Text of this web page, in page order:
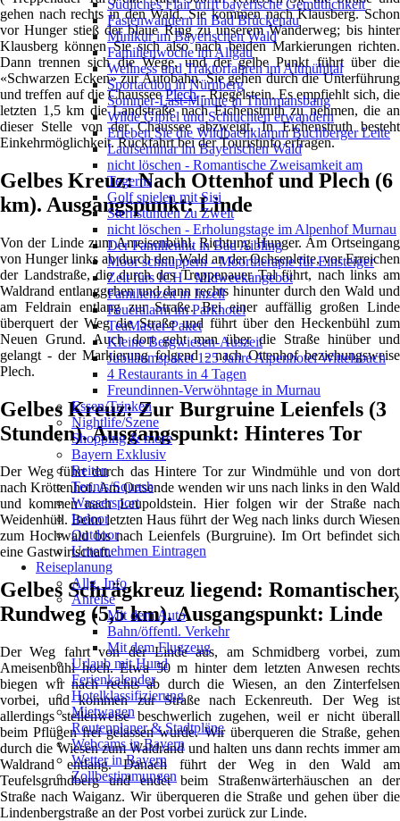
gehen nach rechts in den Wald. Sie kommen nach Klausberg. Schon
vor Hunger stieß der blaue Ring zu unserem Wanderweg; bis hinter
Klausberg können Sie sich also nach beiden Markierungen richten.
Dann trennen sich die Wege, und der gelbe Punkt führt über die
«Schwarzen Ecken» zur Autobahn. Sie gehen durch die Unterführung
und treffen auf die ChausseePlech- Riegelstein. Es empfiehlt sich, die
letzten 1,5 km die Landstraße nach Eichenstruth zu nehmen, die an
dieser Stelle von der Chaussee abzweigt. In Eichenstruth besteht
Einkehrmöglichkeit. Rückfahrt bei der Touristinfo erfragen.
Gelbes Kreuz: Nach Ottenhof und Plech (6
km). Ausgangspunkt: Linde
Von der Linde zum Ameisenbühl, Richtung Hunger. Am Ortseingang
von Hunger links ab durch den Wald an der Ochsenleite, vor Erreichen
der Landstraße, die durch das Treppenauer Tal führt, nach links am
Waldrand entlanggehen und dann rechts hinunter durch den Wald und
am Feldrain entlang zur Straße. Bei einer auffällig großen Linde
überquert der Weg die Straße und führt über den Heckenbühl zum
Neuen Grund. Auch dort geht man über die Straße hinüber und
gelangt - der Markierung folgend - nach Ottenhof beziehungsweise
Plech.
Gelbes Kreuz: Zur Burgruine Leienfels (3
Stunden). Ausgangspunkt: Hinteres Tor
Der Weg führt durch das Hintere Tor zur Windmühle und von dort
nach Kröttenhof. Am Ortsende wenden wir uns nach links in den Wald
und kommen nach Leupoldstein. Hier folgen wir der Straße nach
Weidenhüll. Beim letzten Haus führt der Weg nach links durch Wiesen
zum Hochwald bis nach Leienfels (Burgruine). Im Ort befindet sich
eine Gastwirtschaft.
Gelbes Schrägkreuz liegend: Romantischer
Rundweg (5,5 km). Ausgangspunkt: Linde
Der Weg fahrt von der Linde aus, am Schmidberg vorbei, zum
Ameisenbühl hoch. Etwa 50 m hinter dem letzten Anwesen rechts
biegen wir nach rechts ab durch die Wiesen, an den Zinterfelsen
vorbei, und kommen zur Straße nach Eckenreuth. Der Weg ist
allerdings stellenweise beschwerlich zugehen, weil er nicht überall
beim Pflügen frei gelassen wurde. Wir überqueren die Straße, gehen
durch die Wiesen zum Waldrand und halten uns dann rechts immer am
Waldrand entlang. Danach führt der Weg in den Wald am
Teufelsgrundberg und endet beim Straßenwärterhäuschen an der
Straße nach Waiganz. Wir überqueren die Straße und gehen über die
Lindenbergstraße an der Post vorbei zurück zur Linde.
Südliches Flair trifft bayerische Gemütlichkeit
Fastenwandern in Bad Brückenau
Minikur im Bayerischen Wald
Familienwoche im Allgäu
Wellness und Traktorfahren im Altmühltal
Sportaction in Nürnberg
Sommer-Last-Minute in Thurmansbang
Wilde Gipfel und Schluchten erwandern
Erleben Sie die Wildbachklamm Buchberger Leite
Laufseminar im Bayerischen Wald
nicht löschen - Romantische Zweisamkeit am
Tegerns
Golf spielen mit Sisi
Sternstunden zu Zweit
nicht löschen - Erholungstage im Alpenhof Murnau
Der Familienhit in Bad Aibling
Moor schnuppern - Moortherapie für Einsteiger
Zeit fürs ICH - Midweekangebot
Familienzeit in Inzell
Feueralarm im Parkhotel
TeaMaster-Paket
Kleine Bergwiesen-Auszeit
Jubiläumspaket 125 Jahre Alpenhotel Wittelsbach
4 Restaurants in 4 Tagen
Freundinnen-Verwöhntage in Murnau
Essen/Trinken
Nightlife/Szene
Shopping & more
Bayern Exklusiv
Reiten
Tennis/Squash
Wassersport
Indoor
Outdoor
Unternehmen Eintragen
Reiseplanung
Allg. Info
Anreise
❯
Mit dem Auto
Bahn/öffentl. Verkehr
Mit dem Flugzeug
Urlaub mit Hund
Ferienkalender
Hotelklassifizierung
Mietwagen
Routenplaner & Stadtpläne
Webcams in Bayern
Wetter in Bayern
Zollbestimmungen